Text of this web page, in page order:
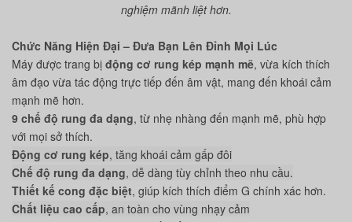
nghiệm mãnh liệt hơn.
Chức Năng Hiện Đại – Đưa Bạn Lên Đỉnh Mọi Lúc
Máy được trang bị động cơ rung kép mạnh mẽ, vừa kích thích
âm đạo vừa tác động trực tiếp đến âm vật, mang đến khoái cảm
mạnh mẽ hơn.
9 chế độ rung đa dạng, từ nhẹ nhàng đến mạnh mẽ, phù hợp
với mọi sở thích.
Động cơ rung kép, tăng khoái cảm gấp đôi
Chế độ rung đa dạng, dễ dàng tùy chỉnh theo nhu cầu.
Thiết kế cong đặc biệt, giúp kích thích điểm G chính xác hơn.
Chất liệu cao cấp, an toàn cho vùng nhạy cảm